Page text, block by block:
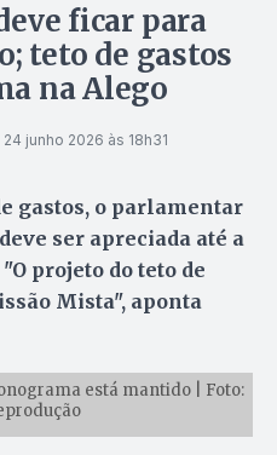
ficar para
teto de gastos
na Alego
24 junho 2026 às 18h31
gastos, o parlamentar
ser apreciada até a
projeto do teto de
Mista", aponta
está mantido | Foto: